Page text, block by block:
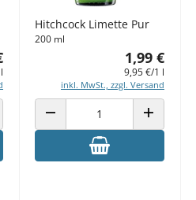
ERHÖHEN
Hitchcock Limette Pur
200 ml
1,99 €
9,95 €/1 l
inkl. MwSt., zzgl. Versand
ANZAHL VERRINGERN ANZAHL